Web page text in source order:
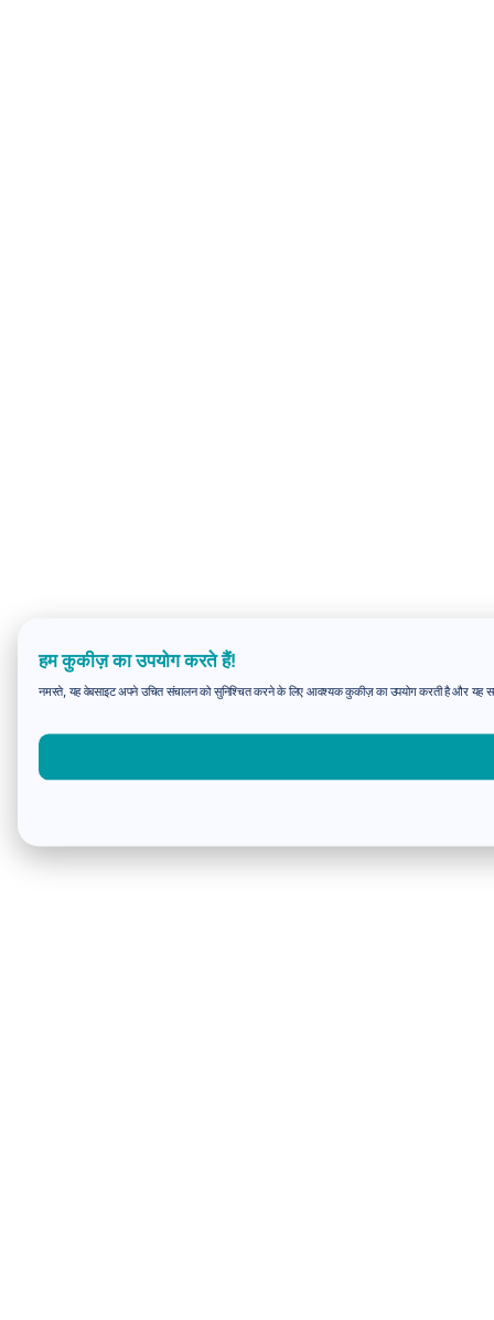
हम कुकीज़ का उपयोग करते हैं!
नमस्ते, यह वेबसाइट अपने उचित संचालन को सुनिश्चित करने के लिए आवश्यक कुकीज़ का उपयोग करती है और यह